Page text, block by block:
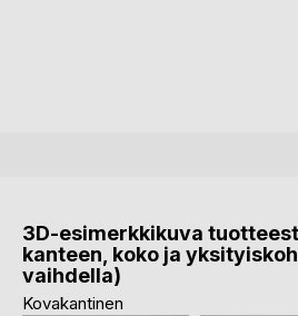
3D-esimerkkikuva
kanteen, koko ja
vaihdella)
Kovakantinen